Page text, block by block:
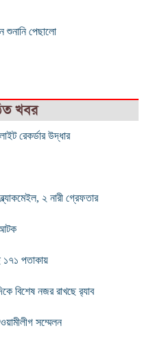
শুনানি পেছালো
খবর
রেকর্ডার উদ্ধার
২ নারী গ্রেফতার
আটক
১৭১ পতাকায়
বিশেষ নজর রাখছে র‍্যাব
সম্মেলন